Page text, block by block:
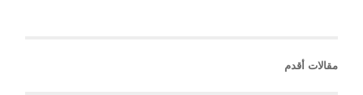
مقالات أقدم